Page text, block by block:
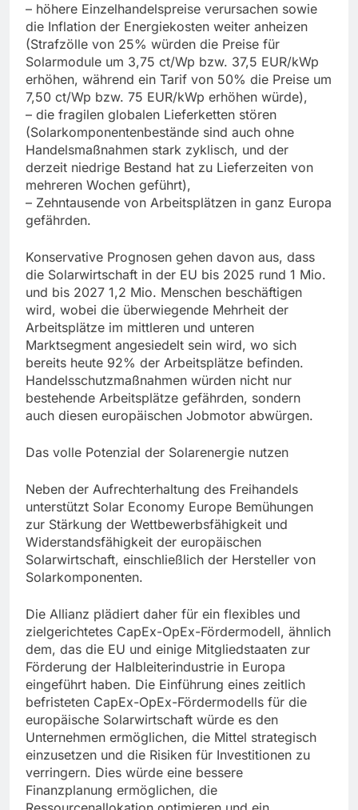
– höhere Einzelhandelspreise verursachen sowie
die Inflation der Energiekosten weiter anheizen
(Strafzölle von 25% würden die Preise für
Solarmodule um 3,75 ct/Wp bzw. 37,5 EUR/kWp
erhöhen, während ein Tarif von 50% die Preise um
7,50 ct/Wp bzw. 75 EUR/kWp erhöhen würde),
– die fragilen globalen Lieferketten stören
(Solarkomponentenbestände sind auch ohne
Handelsmaßnahmen stark zyklisch, und der
derzeit niedrige Bestand hat zu Lieferzeiten von
mehreren Wochen geführt),
– Zehntausende von Arbeitsplätzen in ganz Europa
gefährden.
Konservative Prognosen gehen davon aus, dass
die Solarwirtschaft in der EU bis 2025 rund 1 Mio.
und bis 2027 1,2 Mio. Menschen beschäftigen
wird, wobei die überwiegende Mehrheit der
Arbeitsplätze im mittleren und unteren
Marktsegment angesiedelt sein wird, wo sich
bereits heute 92% der Arbeitsplätze befinden.
Handelsschutzmaßnahmen würden nicht nur
bestehende Arbeitsplätze gefährden, sondern
auch diesen europäischen Jobmotor abwürgen.
Das volle Potenzial der Solarenergie nutzen
Neben der Aufrechterhaltung des Freihandels
unterstützt Solar Economy Europe Bemühungen
zur Stärkung der Wettbewerbsfähigkeit und
Widerstandsfähigkeit der europäischen
Solarwirtschaft, einschließlich der Hersteller von
Solarkomponenten.
Die Allianz plädiert daher für ein flexibles und
zielgerichtetes CapEx-OpEx-Fördermodell, ähnlich
dem, das die EU und einige Mitgliedstaaten zur
Förderung der Halbleiterindustrie in Europa
eingeführt haben. Die Einführung eines zeitlich
befristeten CapEx-OpEx-Fördermodells für die
europäische Solarwirtschaft würde es den
Unternehmen ermöglichen, die Mittel strategisch
einzusetzen und die Risiken für Investitionen zu
verringern. Dies würde eine bessere
Finanzplanung ermöglichen, die